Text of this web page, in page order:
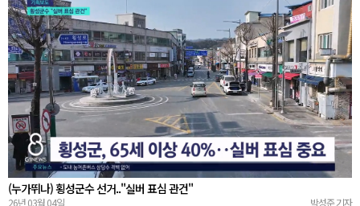
(누가뛰나) 횡성군수 선거.."실버 표심 관건"
26년 03월 04일 박성준 기자